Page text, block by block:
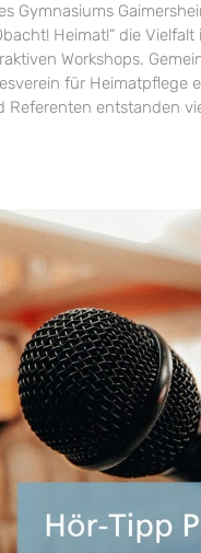
Gymnasiums
Heimat!“ die
Workshops.
für Heimatpflege
Referenten entstanden